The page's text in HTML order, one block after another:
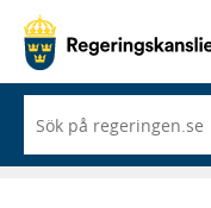
du
börjar
skriva